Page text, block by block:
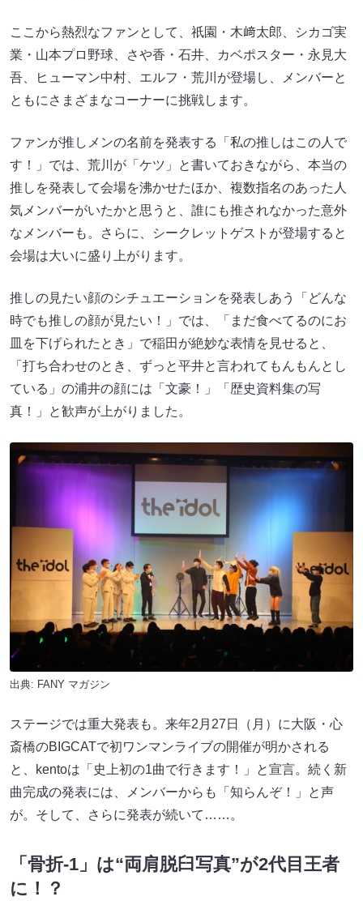
ここから熱烈なファンとして、祇園・木﨑太郎、シカゴ実
業・山本プロ野球、さや香・石井、カベポスター・永見大
吾、ヒューマン中村、エルフ・荒川が登場し、メンバーと
ともにさまざまなコーナーに挑戦します。
ファンが推しメンの名前を発表する「私の推しはこの人で
す！」では、荒川が「ケツ」と書いておきながら、本当の
推しを発表して会場を沸かせたほか、複数指名のあった人
気メンバーがいたかと思うと、誰にも推されなかった意外
なメンバーも。さらに、シークレットゲストが登場すると
会場は大いに盛り上がります。
推しの見たい顔のシチュエーションを発表しあう「どんな
時でも推しの顔が見たい！」では、「まだ食べてるのにお
皿を下げられたとき」で稲田が絶妙な表情を見せると、
「打ち合わせのとき、ずっと平井と言われてもんもんとし
ている」の浦井の顔には「文豪！」「歴史資料集の写
真！」と歓声が上がりました。
出典: FANY マガジン
ステージでは重大発表も。来年2月27日（月）に大阪・心
斎橋のBIGCATで初ワンマンライブの開催が明かされる
と、kentoは「史上初の1曲で行きます！」と宣言。続く新
曲完成の発表には、メンバーからも「知らんぞ！」と声
が。そして、さらに発表が続いて……。
「骨折-1」は“両肩脱臼写真”が2代目王者
に！？